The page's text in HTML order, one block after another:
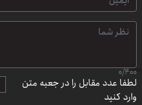
0/400
لطفا عدد مقابل را در جعبه متن
وارد کنید